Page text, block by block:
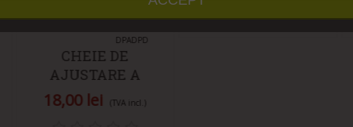
Îmi place
Ref: NM-
DPADPD
CHEIE DE
AJUSTARE A
PICIOARELOR
REGLABILE, DPS,
18,00 lei (TVA incl.)